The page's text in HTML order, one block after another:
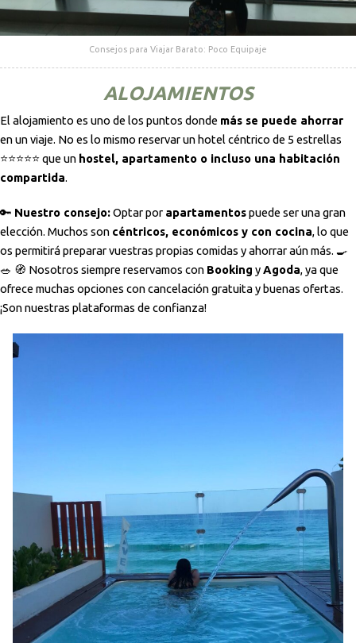
Consejos para Viajar Barato: Poco Equipaje
ALOJAMIENTOS
El alojamiento es uno de los puntos donde más se puede ahorrar
en un viaje. No es lo mismo reservar un hotel céntrico de 5 estrellas
⭐⭐⭐⭐⭐ que un hostel, apartamento o incluso una habitación
compartida.
🔑 Nuestro consejo:Optar por apartamentospuede ser una gran
elección. Muchos son céntricos, económicos y con cocina, lo que
os permitirá preparar vuestras propias comidas y ahorrar aún más. 🍳
🥗 🧭 Nosotros siempre reservamos con Booking yAgoda, ya que
ofrece muchas opciones con cancelación gratuita y buenas ofertas.
¡Son nuestras plataformas de confianza!